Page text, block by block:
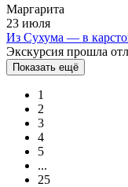
рекомендуем гостям
время и заранее
уединённый уголок, а
Тем не менее, мы
комфортной:
время в дороге
нас, и будем рады
когда природа не
Маргарита
23 июля
Из Сухума — в
Экскурсия прошла
Показать ещё
1
2
3
4
5
...
25